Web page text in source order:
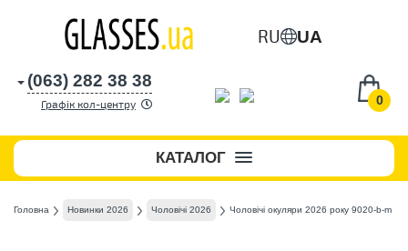
RU UA
0
(063) 282 38 38
Графік кол-центру
КАТАЛОГ
Головна Новинки 2026 Чоловічі 2026 Чоловічі окуляри 2026 року 9020-b-m